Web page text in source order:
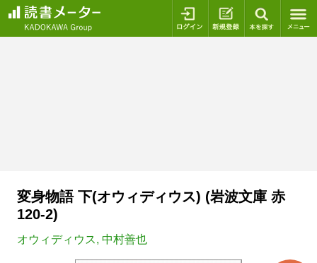
ログイン 新規登録
変身物語 下(オウィディウス) (岩波文庫 赤
120-2)
オウィディウス, 中村善也